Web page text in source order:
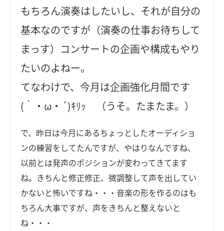
もちろん演奏はしたいし、それが自分の
基本なのですが（演奏の仕事お待ちして
まっす）コンサートの企画や構成もやり
たいのよねー。
てなわけで、今月は企画強化月間です
(｀・ω・´)ｷﾘｯ （うそ。たまたま。）
で、昨日は今月にあるちょっとしたオーディショ
ンの練習をしてたんですが、やはりなんですね、
以前とは発声のポジションが変わってきてます
ね。きちんと修正修正、微調整して声を出してい
かないと怖いですね・・・音楽の形を作るのはも
ちろん大事ですが、声をきちんと整えないと
ね・・・